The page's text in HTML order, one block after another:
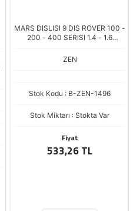
MARS DISLISI 9 DIS ROVER 100 -
200 - 400 SERISI 1.4 - 1.6
ZEN
Stok Kodu : B-ZEN-1496
Stok Miktarı : Stokta Var
Fiyat
533,26 TL